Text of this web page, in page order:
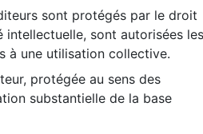
sont protégés par le droit
sont autorisées les
à une utilisation collective.
protégée au sens des
substantielle de la base